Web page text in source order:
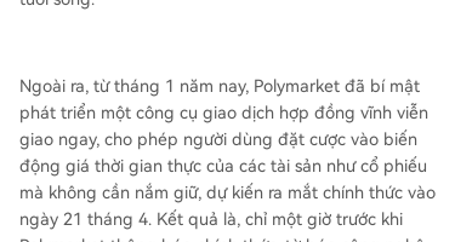
Ngoài ra, từ tháng 1 năm nay, Polymarket đã bí mật
phát triển một công cụ giao dịch hợp đồng vĩnh viễn
giao ngay, cho phép người dùng đặt cược vào biến
động giá thời gian thực của các tài sản như cổ phiếu
mà không cần nắm giữ, dự kiến ra mắt chính thức vào
ngày 21 tháng 4. Kết quả là, chỉ một giờ trước khi